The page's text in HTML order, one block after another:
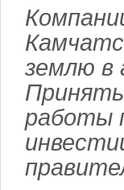
землю в
работы